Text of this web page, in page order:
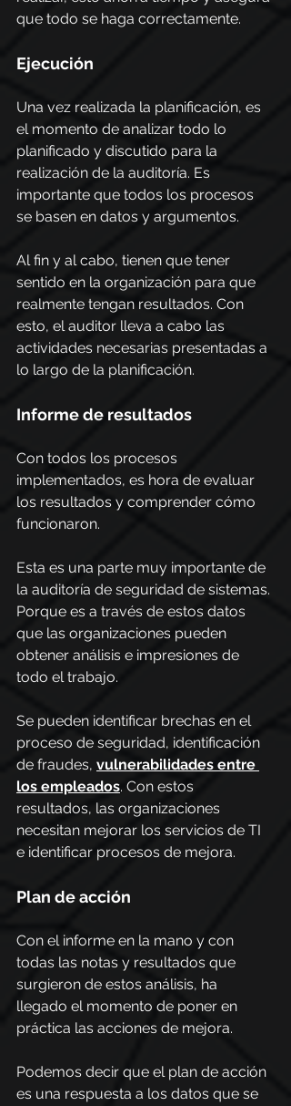
que todo se haga correctamente.
Ejecución
Una vez realizada la planificación, es
el momento de analizar todo lo
planificado y discutido para la
realización de la auditoría. Es
importante que todos los procesos
se basen en datos y argumentos.
Al fin y al cabo, tienen que tener
sentido en la organización para que
realmente tengan resultados. Con
esto, el auditor lleva a cabo las
actividades necesarias presentadas a
lo largo de la planificación.
Informe de resultados
Con todos los procesos
implementados, es hora de evaluar
los resultados y comprender cómo
funcionaron.
Esta es una parte muy importante de
la auditoría de seguridad de sistemas.
Porque es a través de estos datos
que las organizaciones pueden
obtener análisis e impresiones de
todo el trabajo.
Se pueden identificar brechas en el
proceso de seguridad, identificación
de fraudes, vulnerabilidades entre
los empleados. Con estos
resultados, las organizaciones
necesitan mejorar los servicios de TI
e identificar procesos de mejora.
Plan de acción
Con el informe en la mano y con
todas las notas y resultados que
surgieron de estos análisis, ha
llegado el momento de poner en
práctica las acciones de mejora.
Podemos decir que el plan de acción
es una respuesta a los datos que se